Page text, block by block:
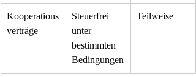
Kooperations
verträge
Steuerfrei
unter
bestimmten
Bedingungen
Teilweise